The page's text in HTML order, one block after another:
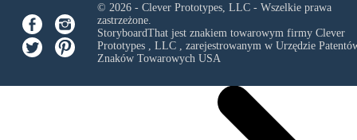
© 2026 - Clever Prototypes, LLC - Wszelkie prawa
zastrzeżone.
StoryboardThat jest znakiem towarowym firmy Clever
Prototypes , LLC, zarejestrowanym w Urzędzie
Znaków Towarowych USA